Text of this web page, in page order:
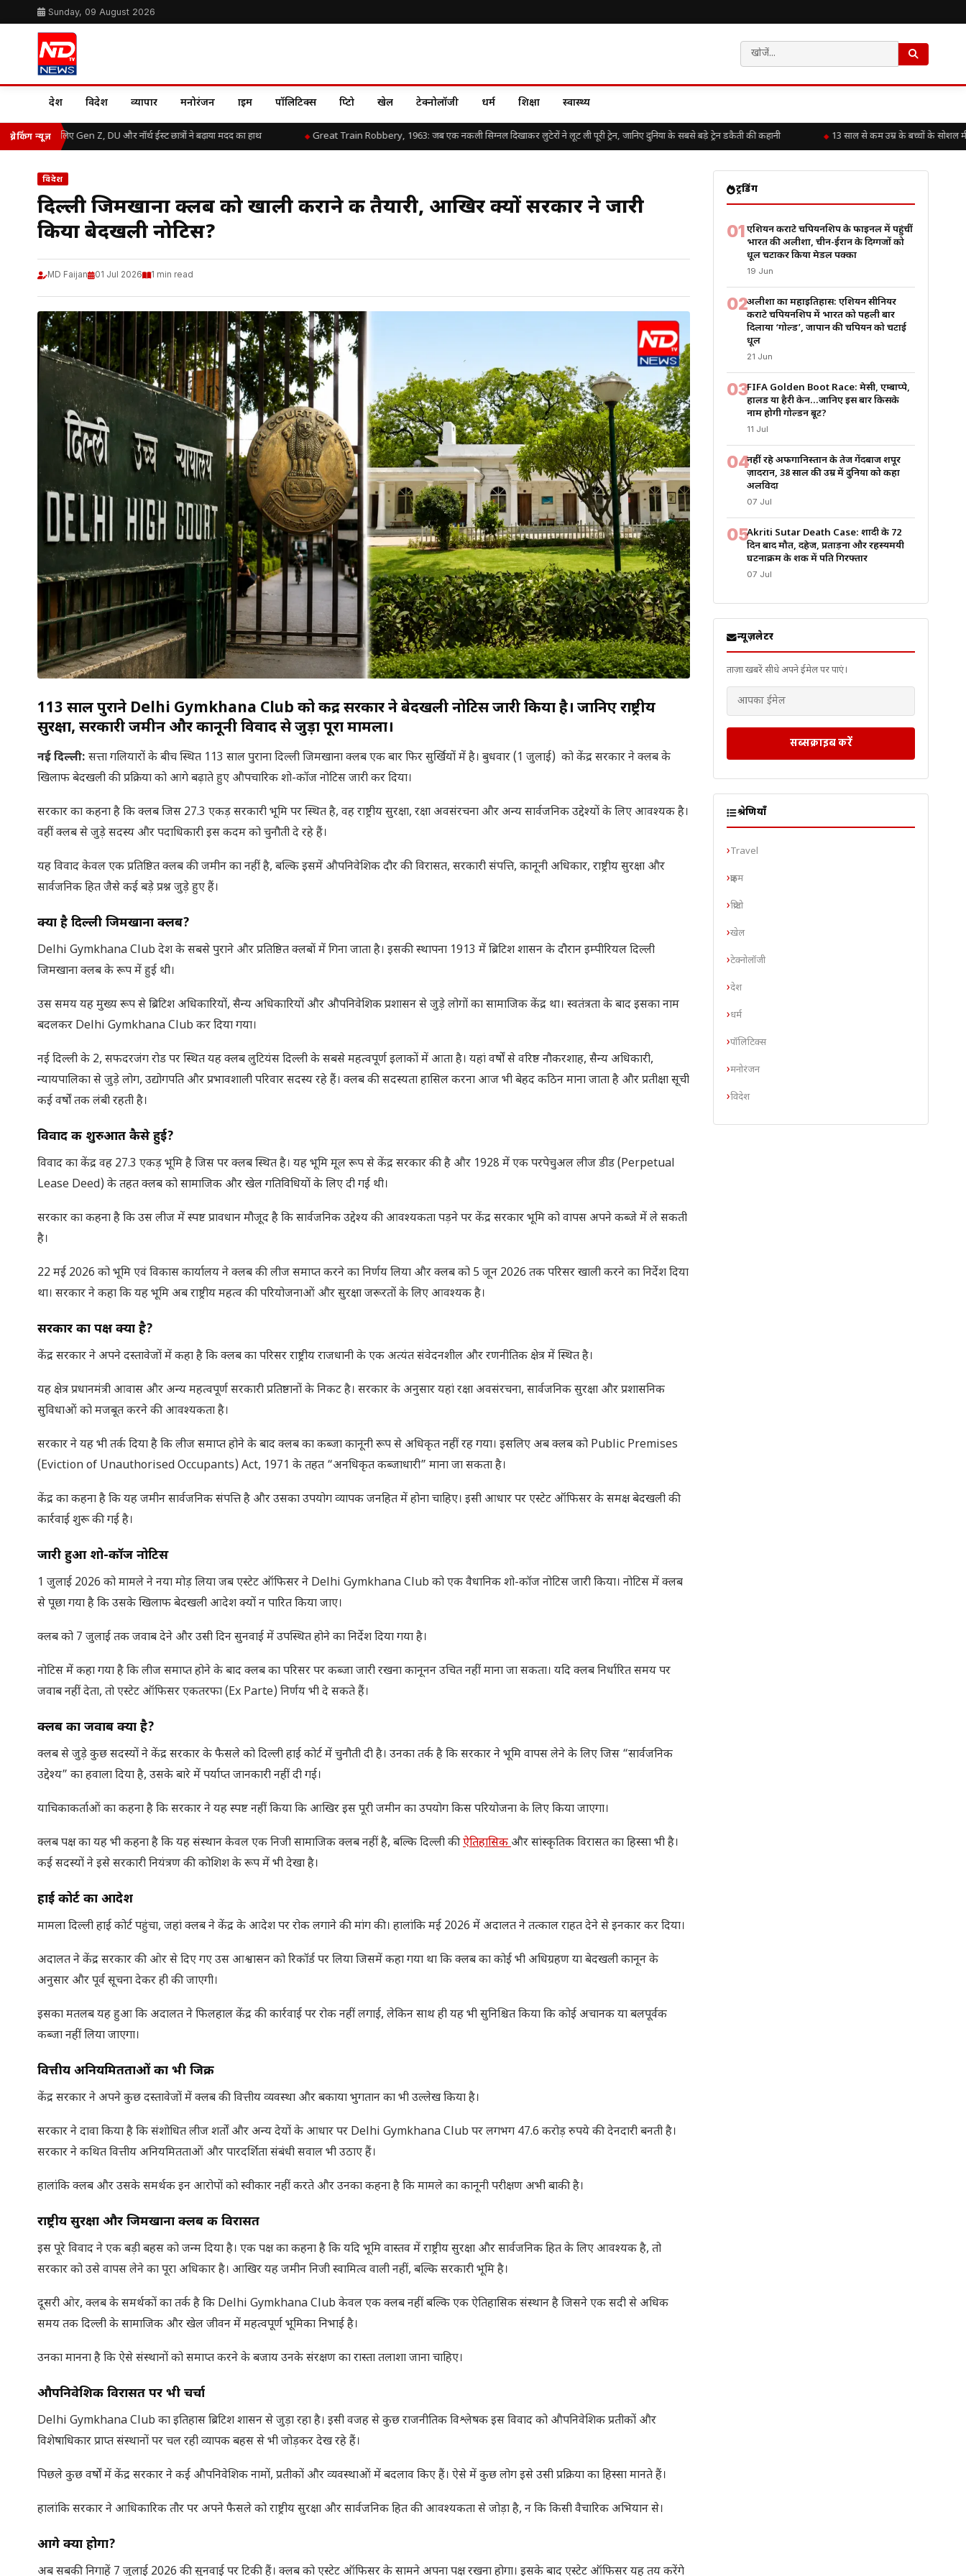
Sunday, 09 August 2026
देश विदेश व्यापार मनोरंजन क्राइम पॉलिटिक्स क्रिप्टो खेल टेक्नोलॉजी धर्म शिक्षा स्वास्थ्य
ब्रेकिंग न्यूज़
राहत के लिए Gen Z, DU और नॉर्थ ईस्ट छात्रों ने बढ़ाया मदद का हाथ Great Train Robbery, 1963: जब एक नकली सिग्नल दिखाकर लुटेरों ने लूट ली पूरी ट्रेन, जानिए दुनिया के सबसे बड़े ट्रेन डकैती की कहानी 13 साल से कम उम्र के बच्चों के सोशल
विदेश
दिल्ली जिमखाना क्लब को खाली कराने की तैयारी, आखिर क्यों सरकार ने जारी
किया बेदखली नोटिस?
MD Faijan 01 Jul 2026 1 min read
113 साल पुराने Delhi Gymkhana Club को केंद्र सरकार ने बेदखली नोटिस जारी किया है। जानिए राष्ट्रीय
सुरक्षा, सरकारी जमीन और कानूनी विवाद से जुड़ा पूरा मामला।
नई दिल्ली: सत्ता गलियारों के बीच स्थित 113 साल पुराना दिल्ली जिमखाना क्लब एक बार फिर सुर्खियों में है। बुधवार (1 जुलाई) को केंद्र सरकार ने क्लब के
खिलाफ बेदखली की प्रक्रिया को आगे बढ़ाते हुए औपचारिक शो-कॉज नोटिस जारी कर दिया।
सरकार का कहना है कि क्लब जिस 27.3 एकड़ सरकारी भूमि पर स्थित है, वह राष्ट्रीय सुरक्षा, रक्षा अवसंरचना और अन्य सार्वजनिक उद्देश्यों के लिए आवश्यक है।
वहीं क्लब से जुड़े सदस्य और पदाधिकारी इस कदम को चुनौती दे रहे हैं।
यह विवाद केवल एक प्रतिष्ठित क्लब की जमीन का नहीं है, बल्कि इसमें औपनिवेशिक दौर की विरासत, सरकारी संपत्ति, कानूनी अधिकार, राष्ट्रीय सुरक्षा और
सार्वजनिक हित जैसे कई बड़े प्रश्न जुड़े हुए हैं।
क्या है दिल्ली जिमखाना क्लब?
Delhi Gymkhana Club देश के सबसे पुराने और प्रतिष्ठित क्लबों में गिना जाता है। इसकी स्थापना 1913 में ब्रिटिश शासन के दौरान इम्पीरियल दिल्ली
जिमखाना क्लब के रूप में हुई थी।
उस समय यह मुख्य रूप से ब्रिटिश अधिकारियों, सैन्य अधिकारियों और औपनिवेशिक प्रशासन से जुड़े लोगों का सामाजिक केंद्र था। स्वतंत्रता के बाद इसका नाम
बदलकर Delhi Gymkhana Club कर दिया गया।
नई दिल्ली के 2, सफदरजंग रोड पर स्थित यह क्लब लुटियंस दिल्ली के सबसे महत्वपूर्ण इलाकों में आता है। यहां वर्षों से वरिष्ठ नौकरशाह, सैन्य अधिकारी,
न्यायपालिका से जुड़े लोग, उद्योगपति और प्रभावशाली परिवार सदस्य रहे हैं। क्लब की सदस्यता हासिल करना आज भी बेहद कठिन माना जाता है और प्रतीक्षा सूची
कई वर्षों तक लंबी रहती है।
विवाद की शुरुआत कैसे हुई?
विवाद का केंद्र वह 27.3 एकड़ भूमि है जिस पर क्लब स्थित है। यह भूमि मूल रूप से केंद्र सरकार की है और 1928 में एक परपेचुअल लीज डीड (Perpetual
Lease Deed) के तहत क्लब को सामाजिक और खेल गतिविधियों के लिए दी गई थी।
सरकार का कहना है कि उस लीज में स्पष्ट प्रावधान मौजूद है कि सार्वजनिक उद्देश्य की आवश्यकता पड़ने पर केंद्र सरकार भूमि को वापस अपने कब्जे में ले सकती
है।
22 मई 2026 को भूमि एवं विकास कार्यालय ने क्लब की लीज समाप्त करने का निर्णय लिया और क्लब को 5 जून 2026 तक परिसर खाली करने का निर्देश दिया
था। सरकार ने कहा कि यह भूमि अब राष्ट्रीय महत्व की परियोजनाओं और सुरक्षा जरूरतों के लिए आवश्यक है।
सरकार का पक्ष क्या है?
केंद्र सरकार ने अपने दस्तावेजों में कहा है कि क्लब का परिसर राष्ट्रीय राजधानी के एक अत्यंत संवेदनशील और रणनीतिक क्षेत्र में स्थित है।
यह क्षेत्र प्रधानमंत्री आवास और अन्य महत्वपूर्ण सरकारी प्रतिष्ठानों के निकट है। सरकार के अनुसार यहां रक्षा अवसंरचना, सार्वजनिक सुरक्षा और प्रशासनिक
सुविधाओं को मजबूत करने की आवश्यकता है।
सरकार ने यह भी तर्क दिया है कि लीज समाप्त होने के बाद क्लब का कब्जा कानूनी रूप से अधिकृत नहीं रह गया। इसलिए अब क्लब को Public Premises
(Eviction of Unauthorised Occupants) Act, 1971 के तहत “अनधिकृत कब्जाधारी” माना जा सकता है।
केंद्र का कहना है कि यह जमीन सार्वजनिक संपत्ति है और उसका उपयोग व्यापक जनहित में होना चाहिए। इसी आधार पर एस्टेट ऑफिसर के समक्ष बेदखली की
कार्रवाई शुरू की गई है।
जारी हुआ शो-कॉज नोटिस
1 जुलाई 2026 को मामले ने नया मोड़ लिया जब एस्टेट ऑफिसर ने Delhi Gymkhana Club को एक वैधानिक शो-कॉज नोटिस जारी किया। नोटिस में क्लब
से पूछा गया है कि उसके खिलाफ बेदखली आदेश क्यों न पारित किया जाए।
क्लब को 7 जुलाई तक जवाब देने और उसी दिन सुनवाई में उपस्थित होने का निर्देश दिया गया है।
नोटिस में कहा गया है कि लीज समाप्त होने के बाद क्लब का परिसर पर कब्जा जारी रखना कानूनन उचित नहीं माना जा सकता। यदि क्लब निर्धारित समय पर
जवाब नहीं देता, तो एस्टेट ऑफिसर एकतरफा (Ex Parte) निर्णय भी दे सकते हैं।
क्लब का जवाब क्या है?
क्लब से जुड़े कुछ सदस्यों ने केंद्र सरकार के फैसले को दिल्ली हाई कोर्ट में चुनौती दी है। उनका तर्क है कि सरकार ने भूमि वापस लेने के लिए जिस “सार्वजनिक
उद्देश्य” का हवाला दिया है, उसके बारे में पर्याप्त जानकारी नहीं दी गई।
याचिकाकर्ताओं का कहना है कि सरकार ने यह स्पष्ट नहीं किया कि आखिर इस पूरी जमीन का उपयोग किस परियोजना के लिए किया जाएगा।
क्लब पक्ष का यह भी कहना है कि यह संस्थान केवल एक निजी सामाजिक क्लब नहीं है, बल्कि दिल्ली कीऐतिहासिकऔर सांस्कृतिक विरासत का हिस्सा भी है।
कई सदस्यों ने इसे सरकारी नियंत्रण की कोशिश के रूप में भी देखा है।
हाई कोर्ट का आदेश
मामला दिल्ली हाई कोर्ट पहुंचा, जहां क्लब ने केंद्र के आदेश पर रोक लगाने की मांग की। हालांकि मई 2026 में अदालत ने तत्काल राहत देने से इनकार कर दिया।
अदालत ने केंद्र सरकार की ओर से दिए गए उस आश्वासन को रिकॉर्ड पर लिया जिसमें कहा गया था कि क्लब का कोई भी अधिग्रहण या बेदखली कानून के
अनुसार और पूर्व सूचना देकर ही की जाएगी।
इसका मतलब यह हुआ कि अदालत ने फिलहाल केंद्र की कार्रवाई पर रोक नहीं लगाई, लेकिन साथ ही यह भी सुनिश्चित किया कि कोई अचानक या बलपूर्वक
कब्जा नहीं लिया जाएगा।
वित्तीय अनियमितताओं का भी जिक्र
केंद्र सरकार ने अपने कुछ दस्तावेजों में क्लब की वित्तीय व्यवस्था और बकाया भुगतान का भी उल्लेख किया है।
सरकार ने दावा किया है कि संशोधित लीज शर्तों और अन्य देयों के आधार पर Delhi Gymkhana Club पर लगभग 47.6 करोड़ रुपये की देनदारी बनती है।
सरकार ने कथित वित्तीय अनियमितताओं और पारदर्शिता संबंधी सवाल भी उठाए हैं।
हालांकि क्लब और उसके समर्थक इन आरोपों को स्वीकार नहीं करते और उनका कहना है कि मामले का कानूनी परीक्षण अभी बाकी है।
राष्ट्रीय सुरक्षा और जिमखाना क्लब की विरासत
इस पूरे विवाद ने एक बड़ी बहस को जन्म दिया है। एक पक्ष का कहना है कि यदि भूमि वास्तव में राष्ट्रीय सुरक्षा और सार्वजनिक हित के लिए आवश्यक है, तो
सरकार को उसे वापस लेने का पूरा अधिकार है। आखिर यह जमीन निजी स्वामित्व वाली नहीं, बल्कि सरकारी भूमि है।
दूसरी ओर, क्लब के समर्थकों का तर्क है कि Delhi Gymkhana Club केवल एक क्लब नहीं बल्कि एक ऐतिहासिक संस्थान है जिसने एक सदी से अधिक
समय तक दिल्ली के सामाजिक और खेल जीवन में महत्वपूर्ण भूमिका निभाई है।
उनका मानना है कि ऐसे संस्थानों को समाप्त करने के बजाय उनके संरक्षण का रास्ता तलाशा जाना चाहिए।
औपनिवेशिक विरासत पर भी चर्चा
Delhi Gymkhana Club का इतिहास ब्रिटिश शासन से जुड़ा रहा है। इसी वजह से कुछ राजनीतिक विश्लेषक इस विवाद को औपनिवेशिक प्रतीकों और
विशेषाधिकार प्राप्त संस्थानों पर चल रही व्यापक बहस से भी जोड़कर देख रहे हैं।
पिछले कुछ वर्षों में केंद्र सरकार ने कई औपनिवेशिक नामों, प्रतीकों और व्यवस्थाओं में बदलाव किए हैं। ऐसे में कुछ लोग इसे उसी प्रक्रिया का हिस्सा मानते हैं।
हालांकि सरकार ने आधिकारिक तौर पर अपने फैसले को राष्ट्रीय सुरक्षा और सार्वजनिक हित की आवश्यकता से जोड़ा है, न कि किसी वैचारिक अभियान से।
आगे क्या होगा?
अब सबकी निगाहें 7 जुलाई 2026 की सुनवाई पर टिकी हैं। क्लब को एस्टेट ऑफिसर के सामने अपना पक्ष रखना होगा। इसके बाद एस्टेट ऑफिसर यह तय करेंगे
ट्रेंडिंग
01एशियन कराटे चैंपियनशिप के फाइनल में पहुंचीं
भारत की अलीशा, चीन-ईरान के दिग्गजों को
धूल चटाकर किया मेडल पक्का
19 Jun
02अलीशा का महाइतिहास: एशियन सीनियर
कराटे चैंपियनशिप में भारत को पहली बार
दिलाया ‘गोल्ड’, जापान की चैंपियन को चटाई
धूल
21 Jun
03FIFA Golden Boot Race: मेसी, एम्बाप्पे,
हालैंड या हैरी केन…जानिए इस बार किसके
नाम होगी गोल्डन बूट?
11 Jul
04नहीं रहे अफगानिस्तान के तेज गेंदबाज शपूर
ज़ादरान, 38 साल की उम्र में दुनिया को कहा
अलविदा
07 Jul
05Akriti Sutar Death Case: शादी के 72
दिन बाद मौत, दहेज, प्रताड़ना और रहस्यमयी
घटनाक्रम के शक में पति गिरफ्तार
07 Jul
न्यूज़लेटर
ताज़ा खबरें सीधे अपने ईमेल पर पाएं।
सब्सक्राइब करें
श्रेणियाँ
Travel
क्राइम
क्रिप्टो
खेल
टेक्नोलॉजी
देश
धर्म
पॉलिटिक्स
मनोरंजन
विदेश